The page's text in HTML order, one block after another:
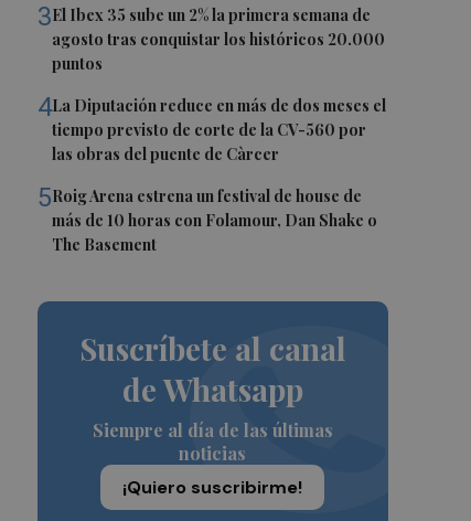
3El Ibex 35 sube un 2% la primera semana de
agosto tras conquistar los históricos 20.000
puntos
4La Diputación reduce en más de dos meses el
tiempo previsto de corte de la CV-560 por
las obras del puente de Càrcer
5Roig Arena estrena un festival de house de
más de 10 horas con Folamour, Dan Shake o
The Basement
Suscríbete al canal
de Whatsapp
Siempre al día de las últimas
noticias
¡Quiero suscribirme!